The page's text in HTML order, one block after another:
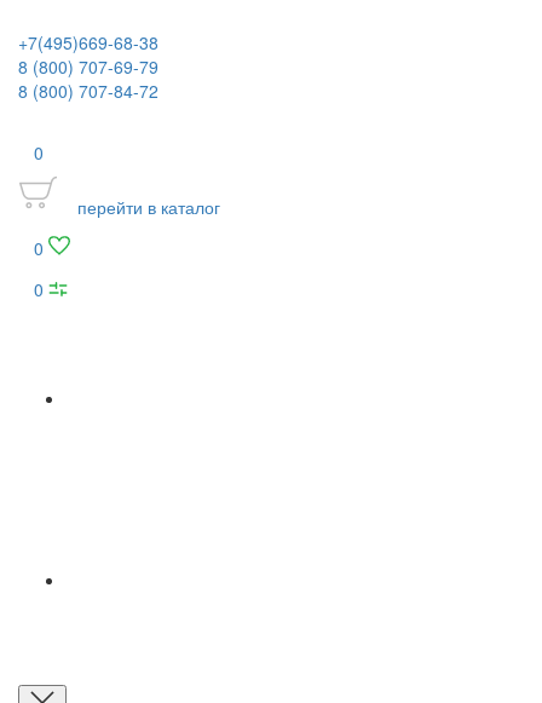
+7(495)669-68-38
8 (800) 707-69-79
8 (800) 707-84-72
0
перейти в каталог
0
0